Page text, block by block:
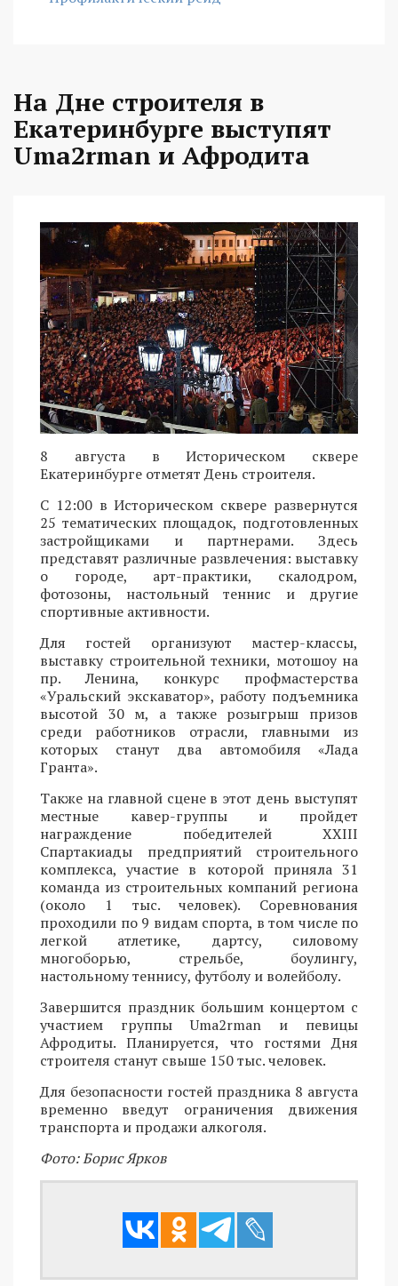
На Дне строителя в
Екатеринбурге выступят
Uma2rman и Афродита
8 августа в Историческом сквере
Екатеринбурге отметят День строителя.
С 12:00 в Историческом сквере развернутся
25 тематических площадок, подготовленных
застройщиками и партнерами. Здесь
представят различные развлечения: выставку
о городе, арт-практики, скалодром,
фотозоны, настольный теннис и другие
спортивные активности.
Для гостей организуют мастер-классы,
выставку строительной техники, мотошоу на
пр. Ленина, конкурс профмастерства
«Уральский экскаватор», работу подъемника
высотой 30 м, а также розыгрыш призов
среди работников отрасли, главными из
которых станут два автомобиля «Лада
Гранта».
Также на главной сцене в этот день выступят
местные кавер-группы и пройдет
награждение победителей XXIII
Спартакиады предприятий строительного
комплекса, участие в которой приняла 31
команда из строительных компаний региона
(около 1 тыс. человек). Соревнования
проходили по 9 видам спорта, в том числе по
легкой атлетике, дартсу, силовому
многоборью, стрельбе, боулингу,
настольному теннису, футболу и волейболу.
Завершится праздник большим концертом с
участием группы Uma2rman и певицы
Афродиты. Планируется, что гостями Дня
строителя станут свыше 150 тыс. человек.
Для безопасности гостей праздника 8 августа
временно введут ограничения движения
транспорта и продажи алкоголя.
Фото: Борис Ярков